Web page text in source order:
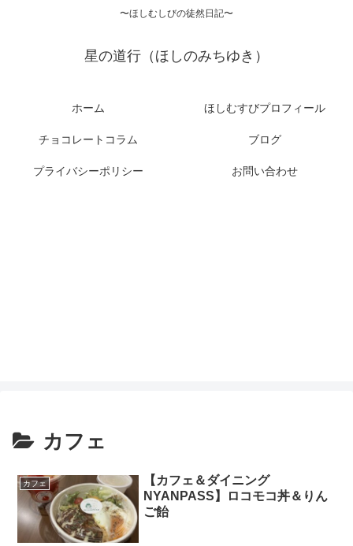
〜ほしむしびの徒然日記〜
星の道行（ほしのみちゆき）
ホーム ほしむすびプロフィール
チョコレートコラム ブログ
プライバシーポリシー お問い合わせ
カフェ
カフェ
【カフェ＆ダイニング
NYANPASS】ロコモコ丼＆りん
ご飴